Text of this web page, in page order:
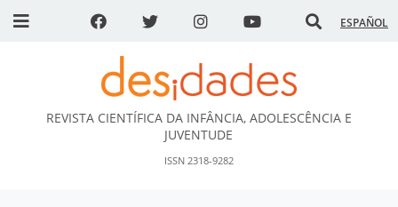
ESPAÑOL
DESidades
REVISTA CIENTÍFICA DA INFÂNCIA, ADOLESCÊNCIA E
JUVENTUDE
ISSN 2318-9282